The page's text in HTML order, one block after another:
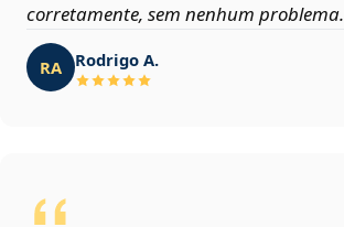
corretamente, sem nenhum problema.
RA Rodrigo A.